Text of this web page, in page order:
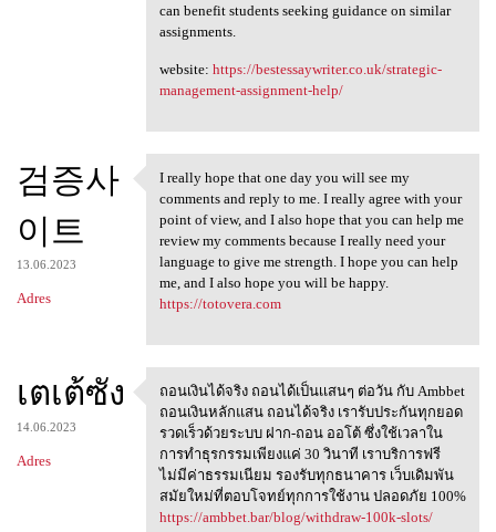
can benefit students seeking guidance on similar
assignments.
website: https://bestessaywriter.co.uk/strategic-
management-assignment-help/
검증사
이트
13.06.2023
Adres
I really hope that one day
I really hope that one day you will see my
comments and reply to me. I really agree with your
point of view, and I also hope that you can help me
review my comments because I really need your
language to give me strength. I hope you can help
me, and I also hope you will be happy.
https://totovera.com
เตเต้ซัง
14.06.2023
Adres
ถอนเงินได้จริง
ถอนเงินได้จริง ถอนได้เป็นเเสนๆ ต่อวัน กับ Ambbet
ถอนเงินหลักแสน ถอนได้จริง เรารับประกันทุกยอด
รวดเร็วด้วยระบบ ฝาก-ถอน ออโต้ ซึ่งใช้เวลาใน
การทำธุรกรรมเพียงแค่ 30 วินาที เราบริการฟรี
ไม่มีค่าธรรมเนียม รองรับทุกธนาคาร เว็บเดิมพัน
สมัยใหม่ที่ตอบโจทย์ทุกการใช้งาน ปลอดภัย 100%
https://ambbet.bar/blog/withdraw-100k-slots/